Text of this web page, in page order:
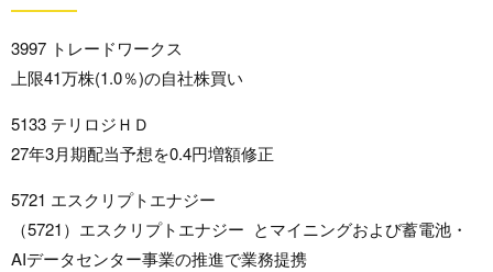
3997 トレードワークス
上限41万株(1.0％)の自社株買い
5133 テリロジＨＤ
27年3月期配当予想を0.4円増額修正
5721 エスクリプトエナジー
（5721）エスクリプトエナジー とマイニングおよび蓄電池・
AIデータセンター事業の推進で業務提携